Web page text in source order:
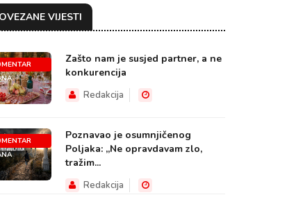
VIJESTI
Zašto nam je susjed partner, a ne
konkurencija
Redakcija
Poznavao je osumnjičenog
Poljaka: „Ne opravdavam zlo,
tražim...
Redakcija